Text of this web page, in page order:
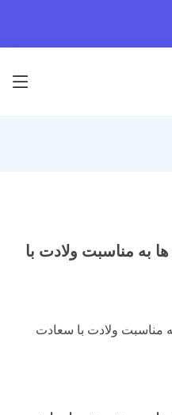
ها به مناسبت ولادت با